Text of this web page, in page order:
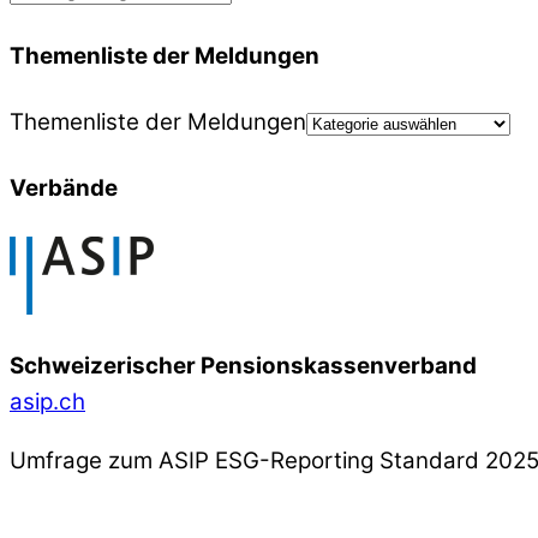
Themenliste der Meldungen
Themenliste der Meldungen
Verbände
Schweizerischer Pensionskassenverband
asip.ch
Umfrage zum ASIP ESG-Reporting Standard